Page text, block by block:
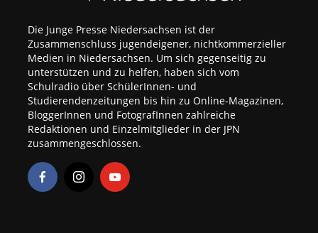
Die Junge Presse Niedersachsen ist der
Zusammenschluss jugendeigener, nichtkommerzieller
Medien in Niedersachsen. Um sich gegenseitig zu
unterstützen und zu helfen, haben sich vom
Schulradio über SchülerInnen- und
Studierendenzeitungen bis hin zu Online-Magazinen,
BloggerInnen und FotografInnen zahlreiche
Redaktionen und Einzelmitglieder in der JPN
zusammengeschlossen.